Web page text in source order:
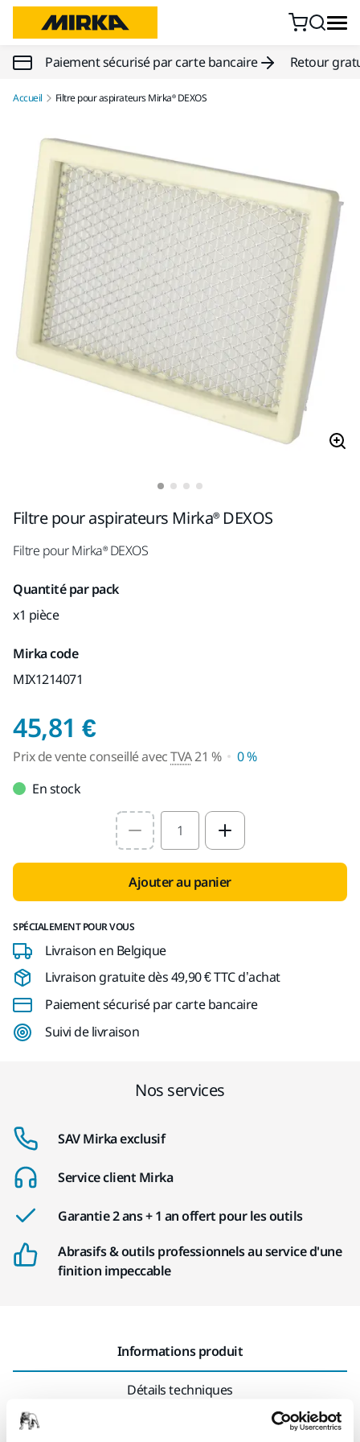
Paiement sécurisé par carte bancaire Retour
Accueil Filtre pour aspirateurs Mirka® DEXOS
Filtre pour aspirateurs Mirka® DEXOS
Filtre pour Mirka® DEXOS
Quantité par pack
x1 pièce
Mirka code
MIX1214071
45,81 €Prix de vente
Prix de vente conseillé avecTVA21 %
0 %
En stock
Select quantity value
Ajouter au panier
SPÉCIALEMENT POUR VOUS
Livraison en Belgique
Livraison gratuite dès 49,90 € TTC d’achat
Paiement sécurisé par carte bancaire
Suivi de livraison
Nos services
SAV Mirka exclusif
Service client Mirka
Garantie 2 ans + 1 an offert pour les outils
Abrasifs & outils professionnels au service d'une
finition impeccable
Informations produit
Détails techniques